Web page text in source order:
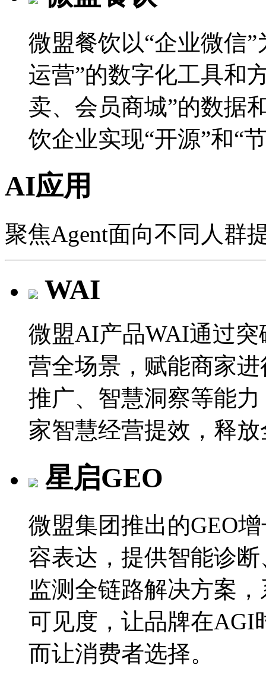
微盟餐饮以“企业微信
运营”的数字化工具和
卖、会员商城”的数据
饮企业实现“开源”和“
AI应用
聚焦Agent面向不同人群
WAI
微盟AI产品WAI通过
营全场景，赋能商家
推广、智慧洞察等能
家智慧经营提效，释
星启GEO
微盟集团推出的GEO
容表达，提供智能诊
监测全链路解决方案
可见度，让品牌在AGI
而让消费者选择。